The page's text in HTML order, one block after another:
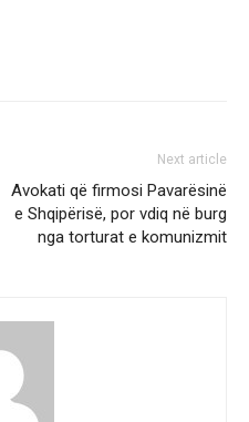
Next article
Avokati që firmosi Pavarësinë
e Shqipërisë, por vdiq në burg
nga torturat e komunizmit